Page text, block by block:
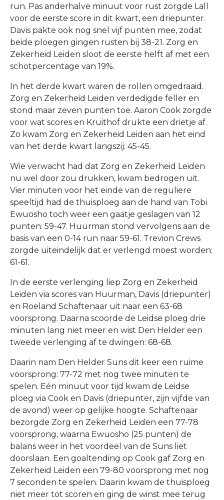
run. Pas anderhalve minuut voor rust zorgde Lall
voor de eerste score in dit kwart, een driepunter.
Davis pakte ook nog snel vijf punten mee, zodat
beide ploegen gingen rusten bij 38-21. Zorg en
Zekerheid Leiden sloot de eerste helft af met een
schotpercentage van 19%.
In het derde kwart waren de rollen omgedraaid.
Zorg en Zekerheid Leiden verdedigde feller en
stond maar zeven punten toe. Aaron Cook zorgde
voor wat scores en Kruithof drukte een drietje af.
Zo kwam Zorg en Zekerheid Leiden aan het eind
van het derde kwart langszij: 45-45.
Wie verwacht had dat Zorg en Zekerheid Leiden
nu wel door zou drukken, kwam bedrogen uit.
Vier minuten voor het einde van de reguliere
speeltijd had de thuisploeg aan de hand van Tobi
Ewuosho toch weer een gaatje geslagen van 12
punten: 59-47. Huurman stond vervolgens aan de
basis van een 0-14 run naar 59-61. Trevion Crews
zorgde uiteindelijk dat er verlengd moest worden:
61-61.
In de eerste verlenging liep Zorg en Zekerheid
Leiden via scores van Huurman, Davis (driepunter)
en Roeland Schaftenaar uit naar een 63-68
voorsprong. Daarna scoorde de Leidse ploeg drie
minuten lang niet meer en wist Den Helder een
tweede verlenging af te dwingen: 68-68.
Daarin nam Den Helder Suns dit keer een ruime
voorsprong: 77-72 met nog twee minuten te
spelen. Eén minuut voor tijd kwam de Leidse
ploeg via Cook en Davis (driepunter, zijn vijfde van
de avond) weer op gelijke hoogte. Schaftenaar
bezorgde Zorg en Zekerheid Leiden een 77-78
voorsprong, waarna Ewuosho (25 punten) de
balans weer in het voordeel van de Suns liet
doorslaan. Een goaltending op Cook gaf Zorg en
Zekerheid Leiden een 79-80 voorsprong met nog
7 seconden te spelen. Daarin kwam de thuisploeg
niet meer tot scoren en ging de winst mee terug